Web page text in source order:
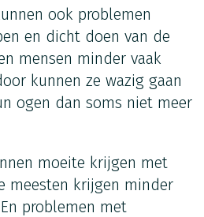
ook problemen
en dicht doen van de
mensen minder vaak
kunnen ze wazig gaan
ogen dan soms niet meer
moeite krijgen met
meesten krijgen minder
problemen met